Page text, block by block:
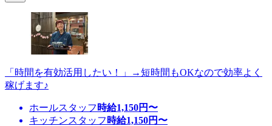
「時間を有効活用したい！」→短時間もOKなので効率よく
稼げます♪
ホールスタッフ 時給1,150円〜
キッチンスタッフ 時給1,150円〜